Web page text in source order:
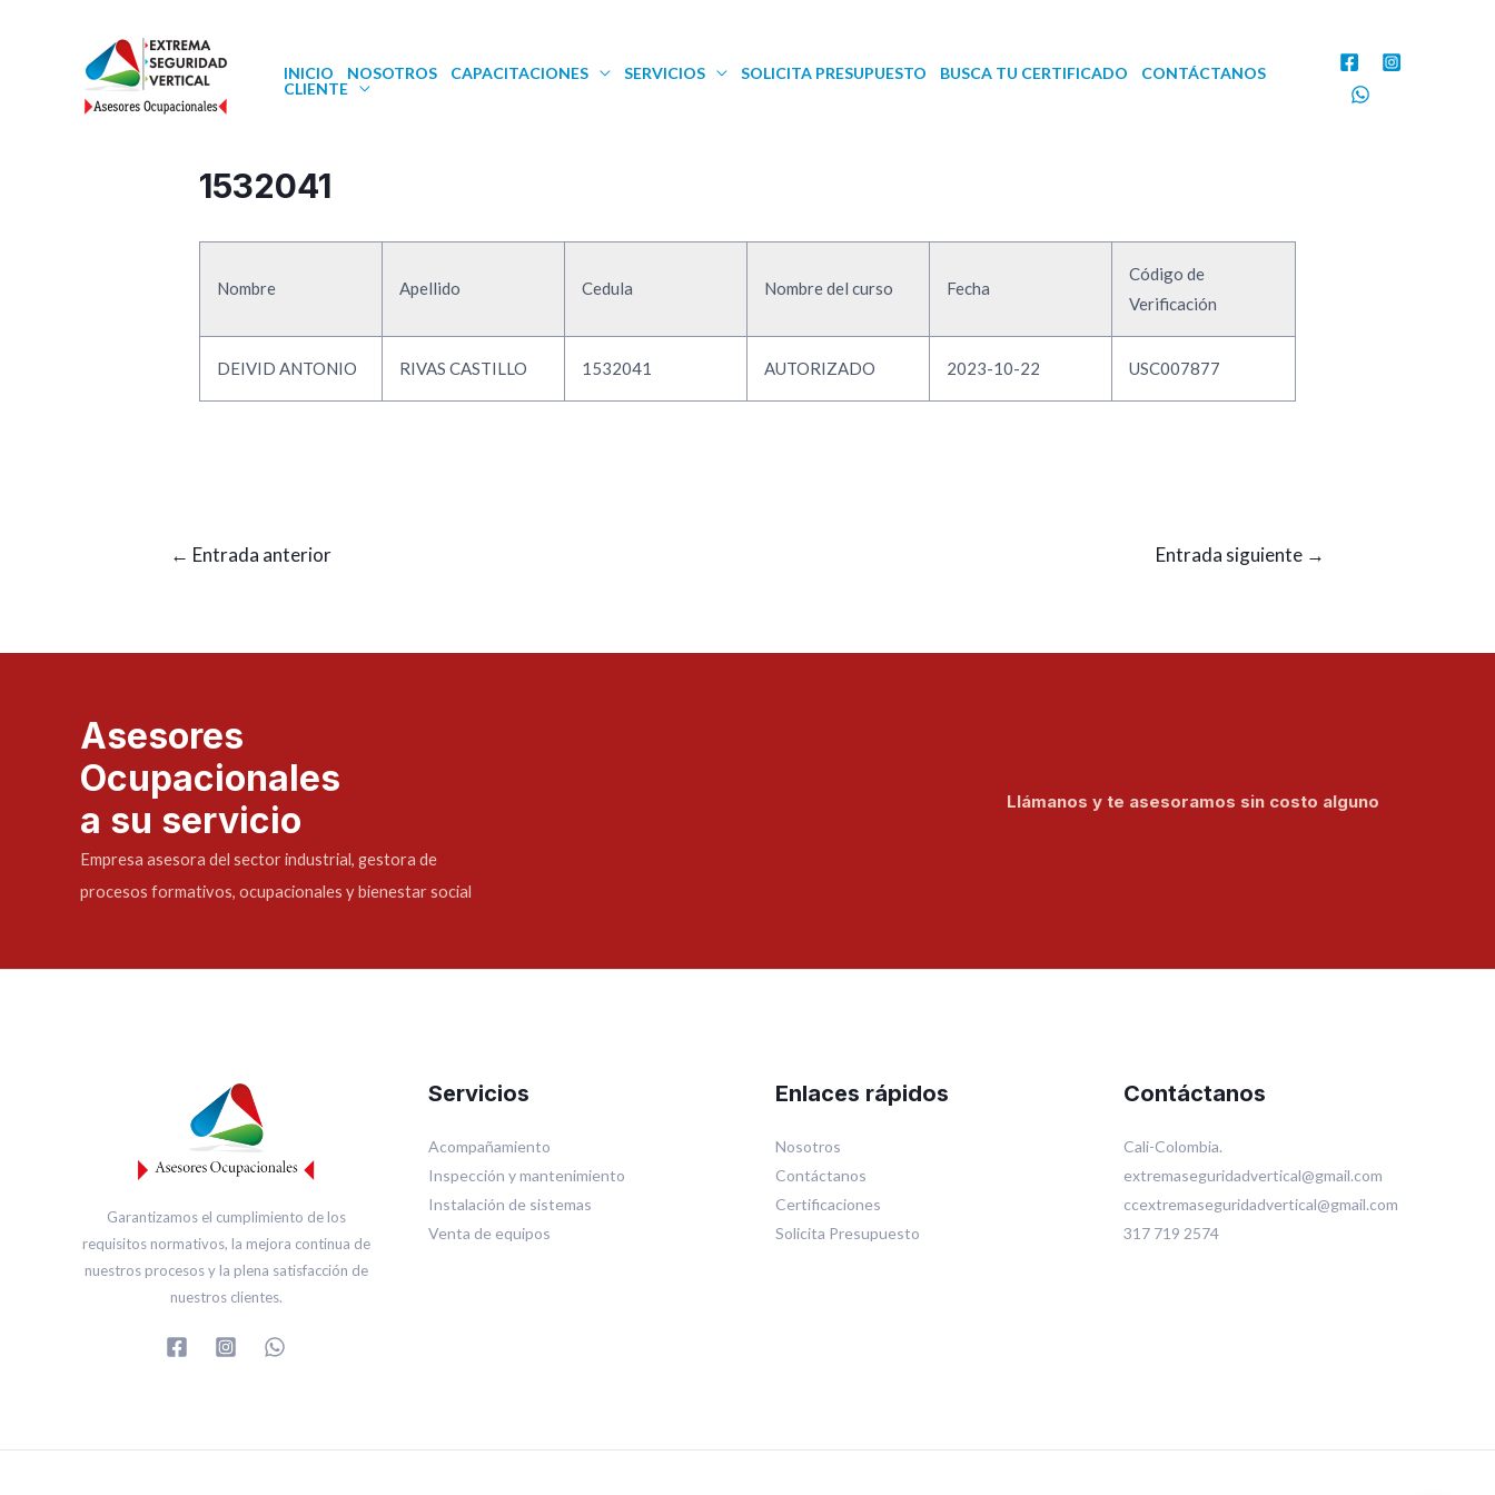
INICIO NOSOTROS CAPACITACIONES SERVICIOS SOLICITA PRESUPUESTO BUSCA TU CERTIFICADO
CONTÁCTANOS
CLIENTE
1532041
Nombre Apellido Cedula Nombre del curso Fecha
Código de
Verificación
DEIVID ANTONIO RIVAS CASTILLO 1532041 AUTORIZADO 2023-10-22 USC007877
← Entrada anterior Entrada siguiente →
Asesores
Ocupacionales
a su servicio
Empresa asesora del sector industrial, gestora de
procesos formativos, ocupacionales y bienestar social
Llámanos y te asesoramos sin costo alguno
Garantizamos el cumplimiento de los
requisitos normativos, la mejora continua de
nuestros procesos y la plena satisfacción de
nuestros clientes.
Servicios
Acompañamiento
Inspección y mantenimiento
Instalación de sistemas
Venta de equipos
Enlaces rápidos
Nosotros
Contáctanos
Certificaciones
Solicita Presupuesto
Contáctanos
Cali-Colombia.
extremaseguridadvertical@gmail.com
ccextremaseguridadvertical@gmail.com
317 719 2574